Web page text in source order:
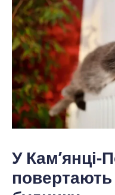
У Кам’янці-